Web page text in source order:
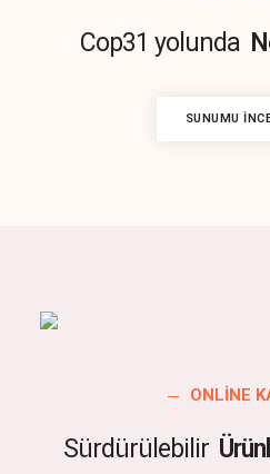
Cop31 yolunda
SUNUMU
ONLINE
Sürdürülebilir